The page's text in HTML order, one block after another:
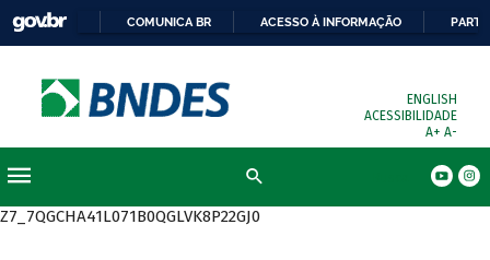
COMUNICA BR ACESSO À INFORMAÇÃO
ENGLISH
ACESSIBILIDADE
A+ A-
Z7_7QGCHA41L071B0QGLVK8P22GJ0